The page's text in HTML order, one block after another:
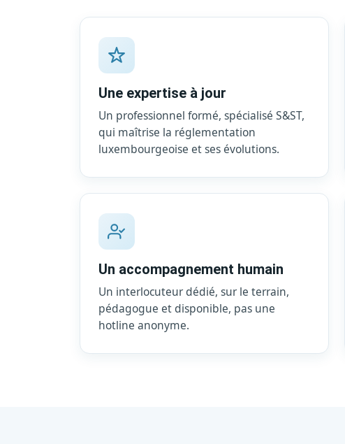
Une expertise à jour
Un professionnel formé, spécialisé S&ST,
qui maîtrise la réglementation
luxembourgeoise et ses évolutions.
Un accompagnement humain
Un interlocuteur dédié, sur le terrain,
pédagogue et disponible, pas une
hotline anonyme.